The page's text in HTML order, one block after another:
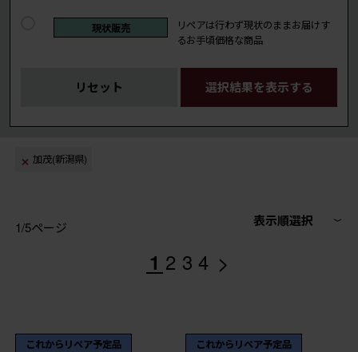
現状販売
リペアは行わず現状のままお届けす
るお手頃価格な商品
リセット 選択結果を表示する
加茂(新潟県)
1/5ページ 表示順選択
1 2 3 4 >
これからリペア予定品 これからリペア予定品